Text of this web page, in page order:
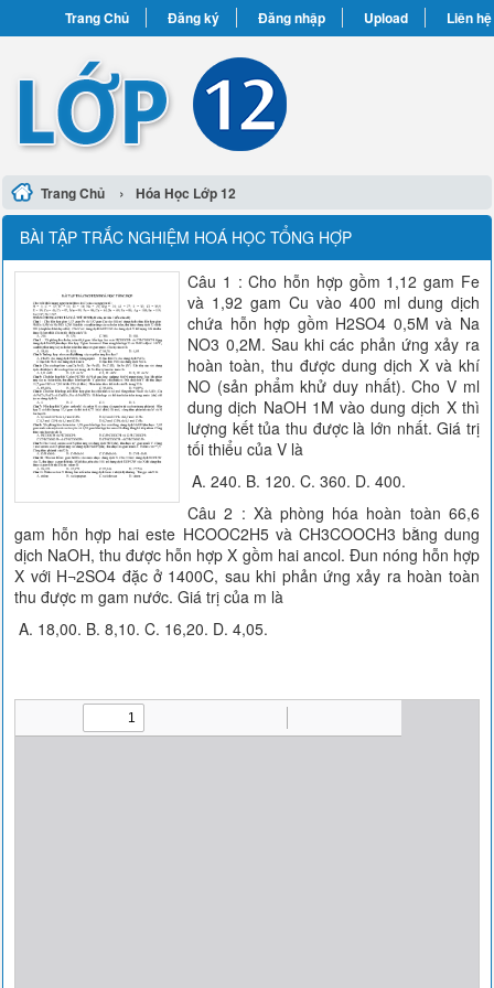
Trang Chủ Đăng ký Đăng nhập Upload Liên hệ
Trang Chủ › Hóa Học Lớp 12
BÀI TẬP TRẮC NGHIỆM HOÁ HỌC TỔNG HỢP
Câu 1 : Cho hỗn hợp gồm 1,12 gam Fe
và 1,92 gam Cu vào 400 ml dung dịch
chứa hỗn hợp gồm H2SO4 0,5M và Na
NO3 0,2M. Sau khi các phản ứng xảy ra
hoàn toàn, thu được dung dịch X và khí
NO (sản phẩm khử duy nhất). Cho V ml
dung dịch NaOH 1M vào dung dịch X thì
lượng kết tủa thu được là lớn nhất. Giá trị
tối thiểu của V là
A. 240. B. 120. C. 360. D. 400.
Câu 2 : Xà phòng hóa hoàn toàn 66,6
gam hỗn hợp hai este HCOOC2H5 và CH3COOCH3 bằng dung
dịch NaOH, thu được hỗn hợp X gồm hai ancol. Đun nóng hỗn hợp
X với H¬2SO4 đặc ở 1400C, sau khi phản ứng xảy ra hoàn toàn
thu được m gam nước. Giá trị của m là
A. 18,00. B. 8,10. C. 16,20. D. 4,05.